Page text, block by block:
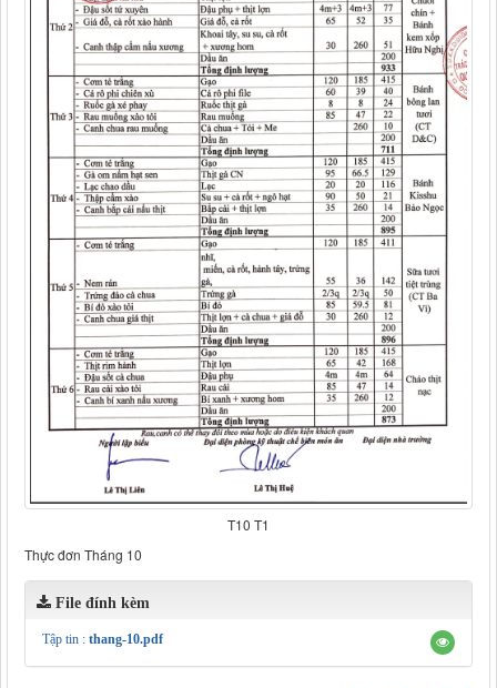
T10 T1
Thực đơn Tháng 10
File đính kèm
Tập tin : thang-10.pdf